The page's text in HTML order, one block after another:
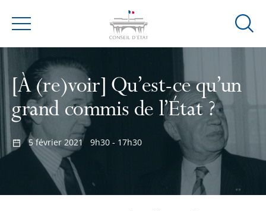
Menu
Ouvrir
[À (re)voir] Qu’est-ce qu’un
grand commis de l’État ?
5 février 2021 9h30 - 17h30